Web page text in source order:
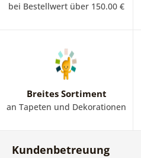
bei Bestellwert über 150.00 €
Breites Sortiment
an Tapeten und Dekorationen
Kundenbetreuung